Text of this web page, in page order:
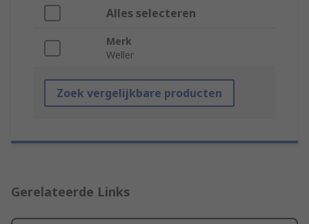
Alles selecteren
Merk
Weller
Zoek vergelijkbare producten
Gerelateerde Links